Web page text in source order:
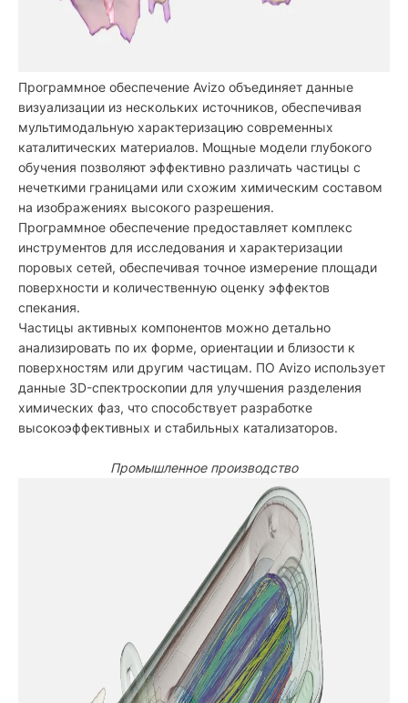
Программное обеспечение Avizo объединяет данные
визуализации из нескольких источников, обеспечивая
мультимодальную характеризацию современных
каталитических материалов. Мощные модели глубокого
обучения позволяют эффективно различать частицы с
нечеткими границами или схожим химическим составом
на изображениях высокого разрешения.
Программное обеспечение предоставляет комплекс
инструментов для исследования и характеризации
поровых сетей, обеспечивая точное измерение площади
поверхности и количественную оценку эффектов
спекания.
Частицы активных компонентов можно детально
анализировать по их форме, ориентации и близости к
поверхностям или другим частицам. ПО Avizo использует
данные 3D-спектроскопии для улучшения разделения
химических фаз, что способствует разработке
высокоэффективных и стабильных катализаторов.
Промышленное производство